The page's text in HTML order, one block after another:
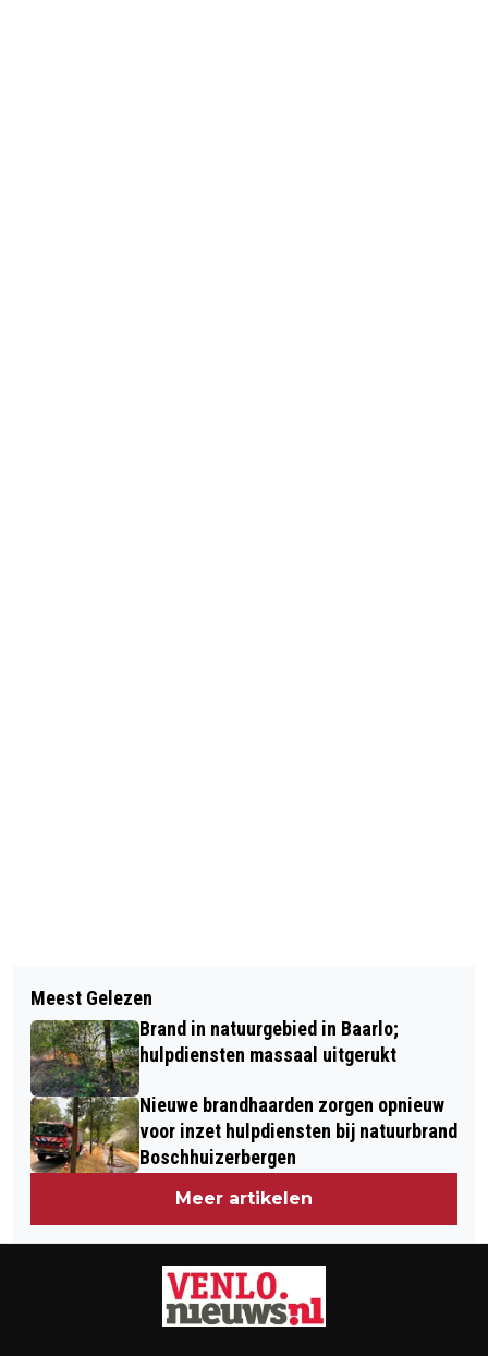
KINDEROPVANG KIDDOS OPENT IN
TEGELEN
GEMEENTE VENLO SPREEKT OP 25
FEBRUARI EXCUSES UIT AAN JOODSE
GEMEENSCHAP
Meest Gelezen
Brand in natuurgebied in Baarlo;
hulpdiensten massaal uitgerukt
Nieuwe brandhaarden zorgen opnieuw
voor inzet hulpdiensten bij natuurbrand
Boschhuizerbergen
Meer artikelen